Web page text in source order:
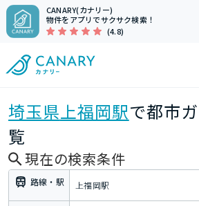
CANARY(カナリー)
物件をアプリでサクサク検索！
(4.8)
埼玉県上福岡駅で都市
覧
現在の検索条件
路線・駅 上福岡駅